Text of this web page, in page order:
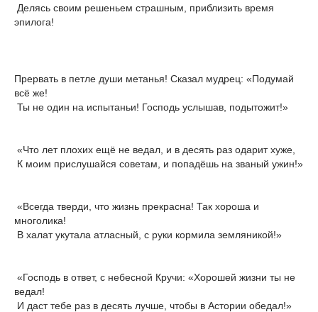
Делясь своим решеньем страшным, приблизить время
эпилога!
Прервать в петле души метанья! Сказал мудрец: «Подумай
всё же!
Ты не один на испытаньи! Господь услышав, подытожит!»
«Что лет плохих ещё не ведал, и в десять раз одарит хуже,
К моим прислушайся советам, и попадёшь на званый ужин!»
«Всегда тверди, что жизнь прекрасна! Так хороша и
многолика!
В халат укутала атласный, с руки кормила земляникой!»
«Господь в ответ, с небесной Кручи: «Хорошей жизни ты не
ведал!
И даст тебе раз в десять лучше, чтобы в Астории обедал!»